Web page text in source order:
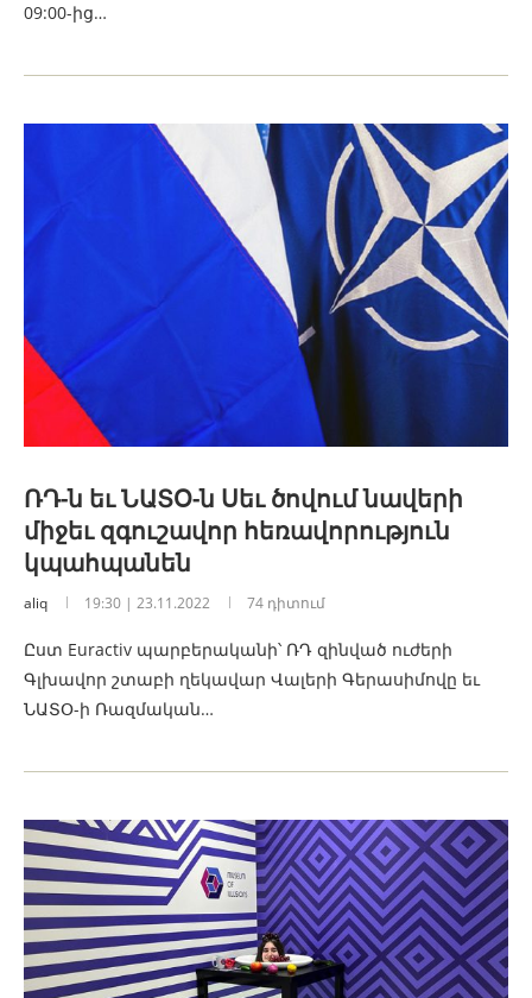
09:00-ից…
ՌԴ-ն եւ ՆԱՏՕ-ն Սեւ ծովում նավերի
միջեւ զգուշավոր հեռավորություն
կպահպանեն
aliq 19:30 | 23.11.2022 74 դիտում
Ըստ Euractiv պարբերականի՝ ՌԴ զինված ուժերի
Գլխավոր շտաբի ղեկավար Վալերի Գերասիմովը եւ
ՆԱՏՕ-ի Ռազմական…